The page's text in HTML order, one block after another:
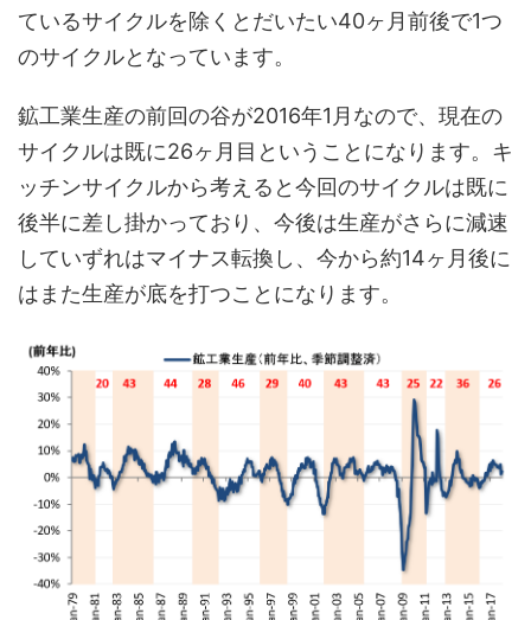
ているサイクルを除くとだいたい40ヶ月前後で1つ
のサイクルとなっています。
鉱工業生産の前回の谷が2016年1月なので、現在の
サイクルは既に26ヶ月目ということになります。キ
ッチンサイクルから考えると今回のサイクルは既に
後半に差し掛かっており、今後は生産がさらに減速
していずれはマイナス転換し、今から約14ヶ月後に
はまた生産が底を打つことになります。